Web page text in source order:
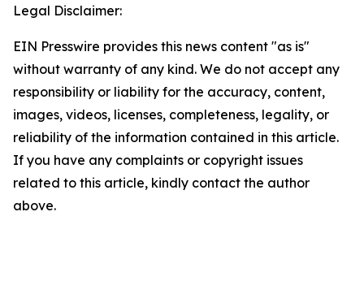
Legal Disclaimer:
EIN Presswire provides this news content "as is"
without warranty of any kind. We do not accept any
responsibility or liability for the accuracy, content,
images, videos, licenses, completeness, legality, or
reliability of the information contained in this article.
If you have any complaints or copyright issues
related to this article, kindly contact the author
above.